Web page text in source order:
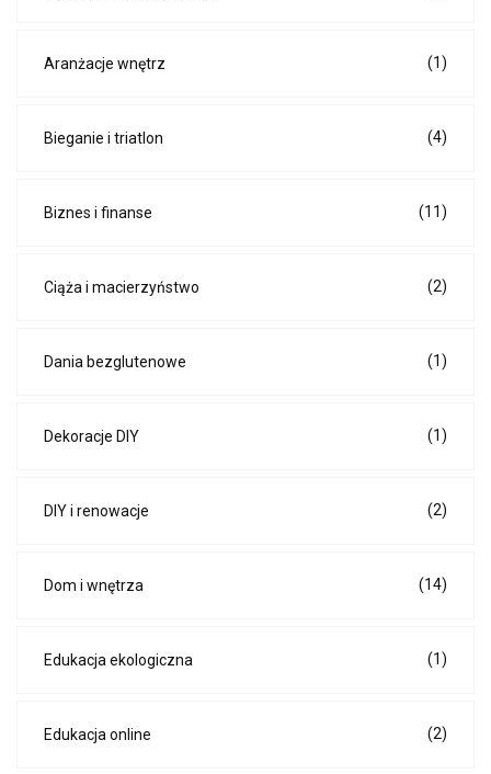
Aranżacje wnętrz (1)
Bieganie i triatlon (4)
Biznes i finanse (11)
Ciąża i macierzyństwo (2)
Dania bezglutenowe (1)
Dekoracje DIY (1)
DIY i renowacje (2)
Dom i wnętrza (14)
Edukacja ekologiczna (1)
Edukacja online (2)